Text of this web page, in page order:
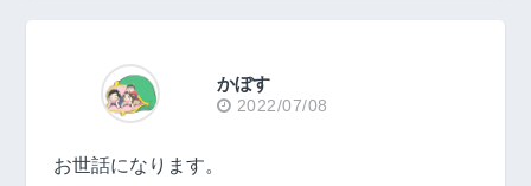
かぼす
2022/07/08
お世話になります。